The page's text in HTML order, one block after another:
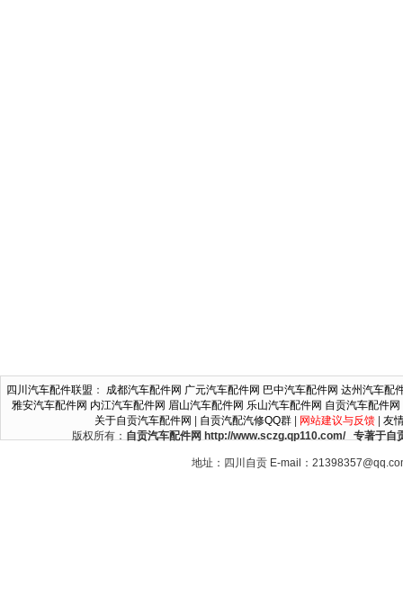
四川汽车配件联盟 ： 成都汽车配件网 广元汽车配件网 巴中汽车配件网 达州汽车配
雅安汽车配件网 内江汽车配件网 眉山汽车配件网 乐山汽车配件网 自贡汽车配件网
关于自贡汽车配件网
自贡汽配汽修QQ群| 网站建议与反馈| 友
版权所有： 自贡汽车配件网 http://www.sczg.qp110.com/ 专著于自
地址：四川自贡 E-mail：